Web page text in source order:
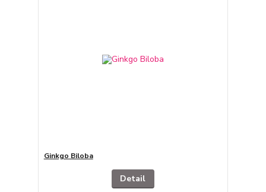
Ginkgo Biloba
Detail